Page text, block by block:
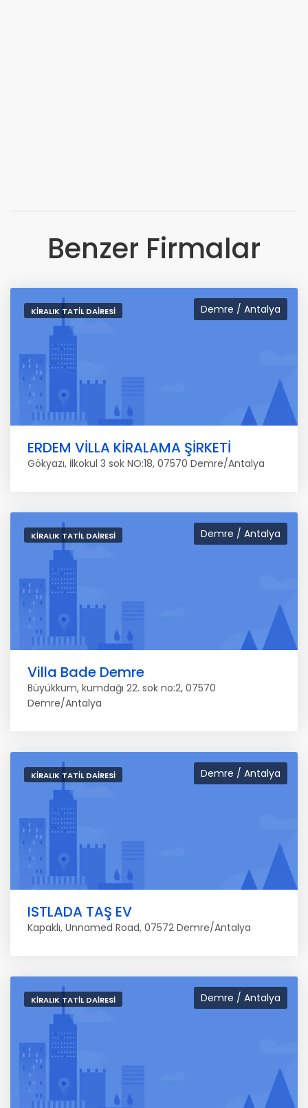
Benzer Firmalar
Demre / Antalya
KIRALIK TATIL DAIRESI
ERDEM VİLLA KİRALAMA ŞİRKETİ
Gökyazı, İlkokul 3 sok NO:18, 07570 Demre/Antalya
Demre / Antalya
KIRALIK TATIL DAIRESI
Villa Bade Demre
Büyükkum, kumdağı 22. sok no:2, 07570
Demre/Antalya
Demre / Antalya
KIRALIK TATIL DAIRESI
ISTLADA TAŞ EV
Kapaklı, Unnamed Road, 07572 Demre/Antalya
Demre / Antalya
KIRALIK TATIL DAIRESI